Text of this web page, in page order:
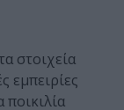
στοιχεία
εμπειρίες